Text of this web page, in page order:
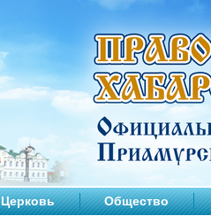
Церковь Общество